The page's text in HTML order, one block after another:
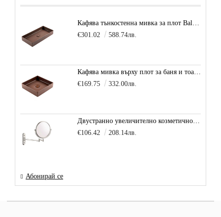
€301.02
588.74лв.
Кафява мивка върху плот за баня и тоалетна Decente, цвят - карамел
€169.75
332.00лв.
Двустранно увеличително козметично огледало за баня Vitra Arkitekt
€106.42
208.14лв.
Абонирай се